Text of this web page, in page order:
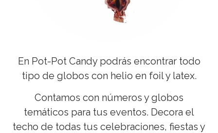
En Pot-Pot Candy podrás encontrar todo
tipo de globos con helio en foil y latex.
Contamos con números y globos
temáticos para tus eventos. Decora el
techo de todas tus celebraciones, fiestas y